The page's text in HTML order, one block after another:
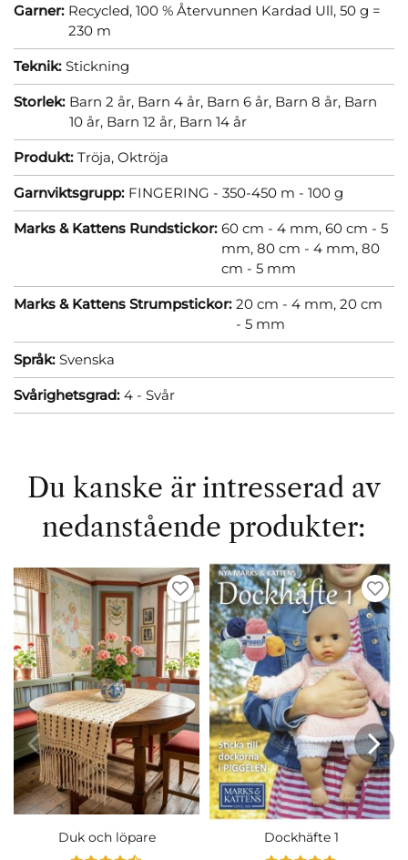
Garner: Recycled, 100 % Återvunnen Kardad Ull, 50 g =
230 m
Teknik: Stickning
Storlek: Barn 2 år, Barn 4 år, Barn 6 år, Barn 8 år, Barn
10 år, Barn 12 år, Barn 14 år
Produkt: Tröja, Oktröja
Garnviktsgrupp: FINGERING - 350-450 m - 100 g
Marks & Kattens Rundstickor: 60 cm - 4 mm, 60 cm - 5
mm, 80 cm - 4 mm, 80
cm - 5 mm
Marks & Kattens Strumpstickor: 20 cm - 4 mm, 20 cm
- 5 mm
Språk: Svenska
Svårighetsgrad: 4 - Svår
Du kanske är intresserad av
nedanstående produkter:
Duk och löpare Dockhäfte 1